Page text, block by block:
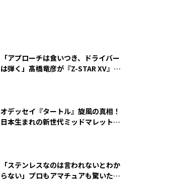
「アプローチは食いつき、ドライバー
は弾く」髙橋竜彦が『Z-STAR XV』を
オデッセイ『タートル』旋風の真相！
日本生まれの新世代ミッドマレットが
「ステンレスなのは言われないとわか
らない」プロもアマチュアも驚いた